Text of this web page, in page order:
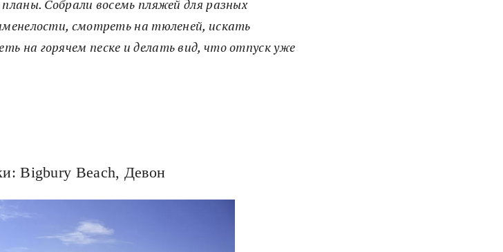
Собрали восемь пляжей для разных
смотреть на тюленей, искать
на горячем песке и делать вид, что отпуск уже
Bigbury Beach, Девон